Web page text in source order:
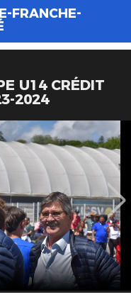
FRANCHE-
U14 CRÉDIT
2024